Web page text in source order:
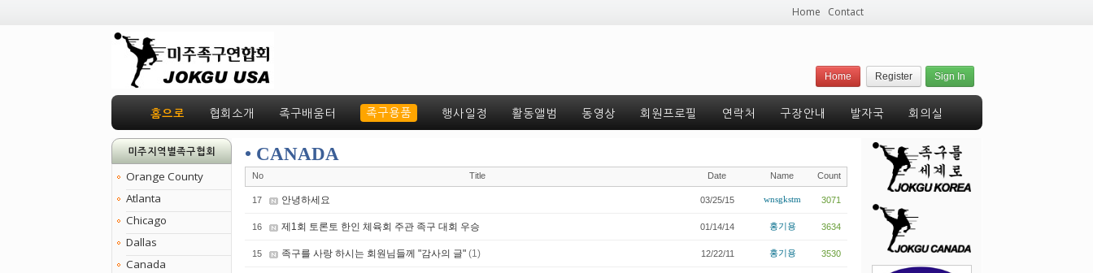
Home Contact
Sign In
Register
Home
홈으로 협회소개 족구배움터 족구용품 행사일정 활동앨범 동영상 회원프로필 연락처 구장안내 발자국 회의실
미주지역별족구협회
Orange County
Atlanta
Chicago
Dallas
Canada
• CANADA
No Title Date Name Count
17 안녕하세요 03/25/15 wnsgkstm 3071
16 제1회 토론토 한인 체육회 주관 족구 대회 우승 01/14/14 홍기용 3634
15 족구를 사랑 하시는 회원님들께 "감사의 글" (1) 12/22/11 홍기용 3530